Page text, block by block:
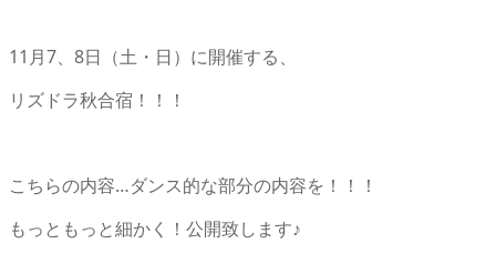
11月7、8日（土・日）に開催する、
リズドラ秋合宿！！！
こちらの内容…ダンス的な部分の内容を！！！
もっともっと細かく！公開致します♪